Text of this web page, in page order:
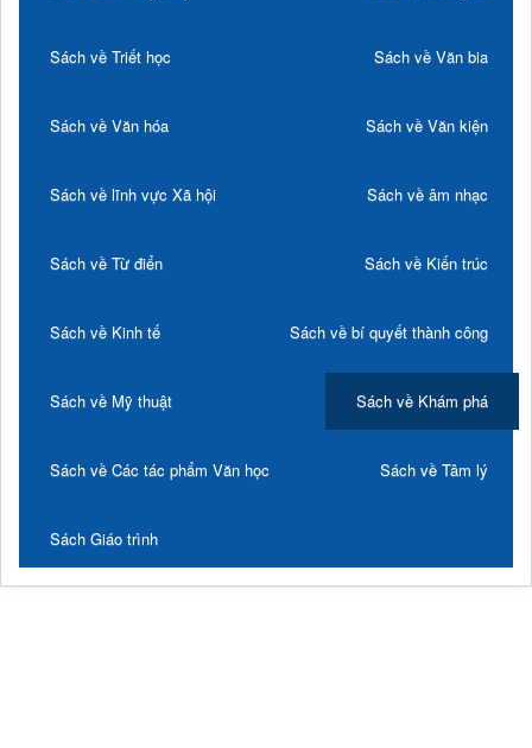
Sách về Triết học Sách về Văn bia
Sách về Văn hóa Sách về Văn kiện
Sách về lĩnh vực Xã hội Sách về âm nhạc
Sách về Từ điển Sách về Kiến trúc
Sách về Kinh tế Sách về bí quyết thành công
Sách về Mỹ thuật Sách về Khám phá
Sách về Các tác phẩm Văn học Sách về Tâm lý
Sách Giáo trình